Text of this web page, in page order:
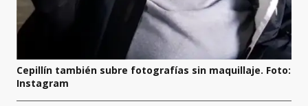
Cepillín también subre fotografías sin maquillaje. Foto:
Instagram